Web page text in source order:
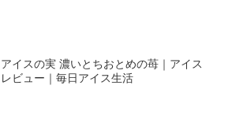
アイスの実 濃いとちおとめの苺｜アイス
レビュー｜毎日アイス生活